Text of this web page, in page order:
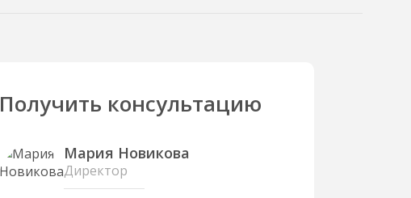
Получить консультацию
Мария Новикова
Директор